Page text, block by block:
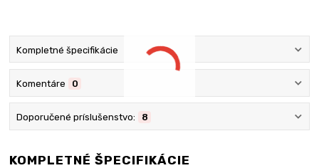
Kompletné špecifikácie
Komentáre 0
Doporučené príslušenstvo: 8
KOMPLETNÉ ŠPECIFIKÁCIE